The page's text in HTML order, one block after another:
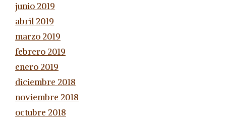
junio 2019
abril 2019
marzo 2019
febrero 2019
enero 2019
diciembre 2018
noviembre 2018
octubre 2018